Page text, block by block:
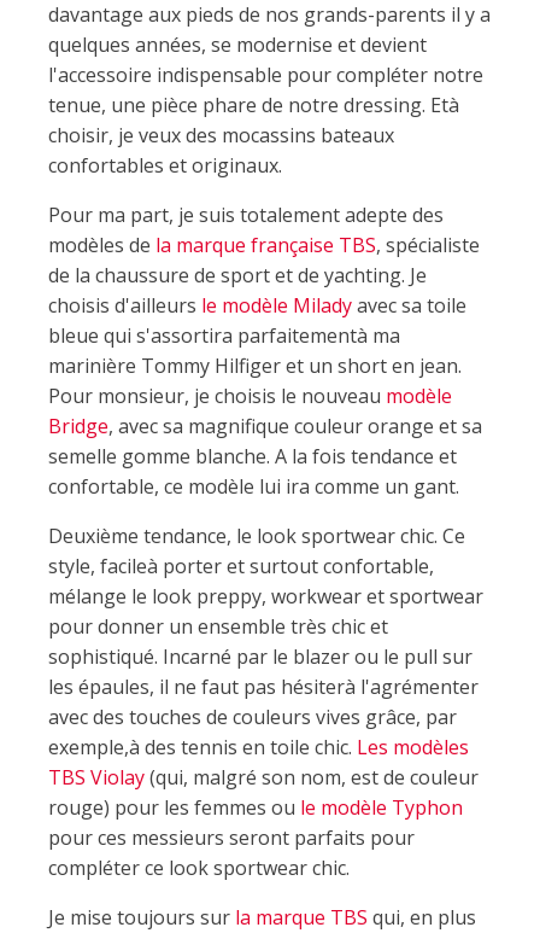
davantage aux pieds de nos grands-parents il y a
quelques années, se modernise et devient
l'accessoire indispensable pour compléter notre
tenue, une pièce phare de notre dressing. Età
choisir, je veux des mocassins bateaux
confortables et originaux.
Pour ma part, je suis totalement adepte des
modèles de la marque française TBS, spécialiste
de la chaussure de sport et de yachting. Je
choisis d'ailleurs le modèle Miladyavec sa toile
bleue qui s'assortira parfaitementà ma
marinière Tommy Hilfiger et un short en jean.
Pour monsieur, je choisis le nouveau modèle
Bridge, avec sa magnifique couleur orange et sa
semelle gomme blanche. A la fois tendance et
confortable, ce modèle lui ira comme un gant.
Deuxième tendance, le look sportwear chic. Ce
style, facileà porter et surtout confortable,
mélange le look preppy, workwear et sportwear
pour donner un ensemble très chic et
sophistiqué. Incarné par le blazer ou le pull sur
les épaules, il ne faut pas hésiterà l'agrémenter
avec des touches de couleurs vives grâce, par
exemple,à des tennis en toile chic. Les modèles
TBS Violay(qui, malgré son nom, est de couleur
rouge) pour les femmes ou le modèle Typhon
pour ces messieurs seront parfaits pour
compléter ce look sportwear chic.
Je mise toujours sur la marque TBS qui, en plus